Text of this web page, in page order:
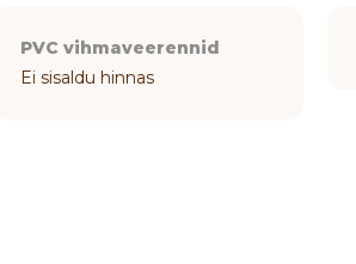
PVC vihmaveerennid
Ei sisaldu hinnas